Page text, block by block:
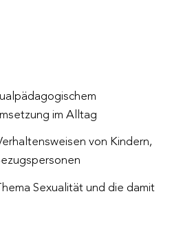
im Alltag
von Kindern,
Sexualität und die damit